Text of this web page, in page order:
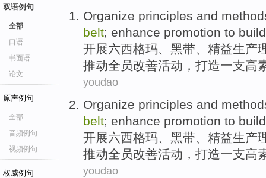
双语例句
全部
口语
书面语
论文
原声例句
全部
音频例句
视频例句
权威例句
Organize principles and
belt; enhance promotion to build
开展六西格玛、 黑带、精益生产
推动全员改善活动， 打造一支高
youdao
Organize principles and
belt; enhance promotion to build
开展六西格玛、 黑带、精益生产
推动全员改善活动， 打造一支高
youdao